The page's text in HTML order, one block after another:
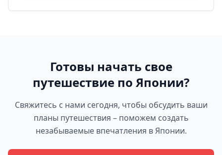
Готовы начать свое
путешествие по Японии?
Свяжитесь с нами сегодня, чтобы обсудить ваши
планы путешествия – поможем создать
незабываемые впечатления в Японии.